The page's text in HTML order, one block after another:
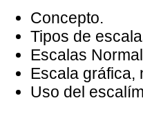
Concepto.
Tipos de
Escalas
Escala gráfica,
Uso del